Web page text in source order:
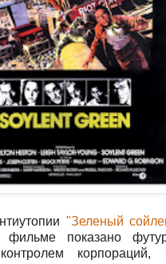
"Зеленый
показано
корпораций,